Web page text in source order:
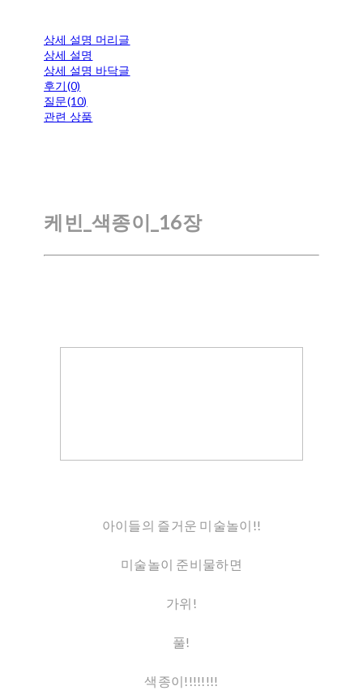
상세 설명 머리글
상세 설명
상세 설명 바닥글
후기(0)
질문(10)
관련 상품
케빈_색종이_16장
아이들의 즐거운 미술놀이!!
미술놀이 준비물하면
가위!
풀!
색종이!!!!!!!!